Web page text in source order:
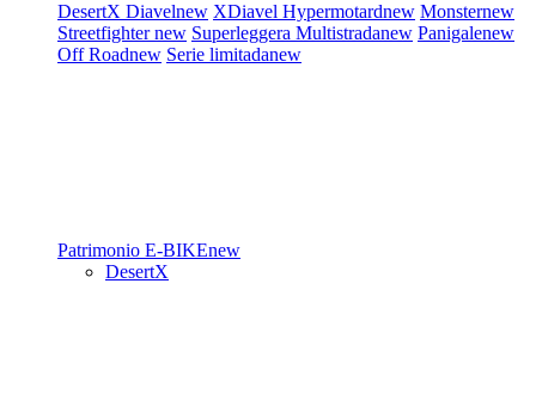
DesertX Diavelnew XDiavel Hypermotardnew Monsternew
Streetfighternew Superleggera Multistradanew Panigalenew
Off Roadnew Serie limitadanew
Patrimonio E-BIKEnew
DesertX